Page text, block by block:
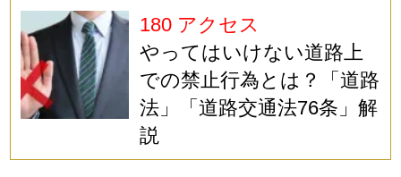
180 アクセス
やってはいけない道路上
での禁止行為とは？「道路
法」「道路交通法76条」解
説